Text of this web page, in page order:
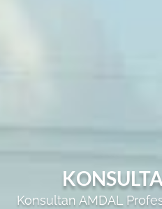
Konsultan AMDAL